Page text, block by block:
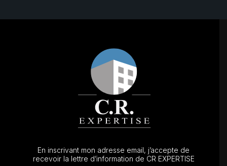
En inscrivant mon adresse email, j’accepte de
recevoir la lettre d’information de CR EXPERTISE